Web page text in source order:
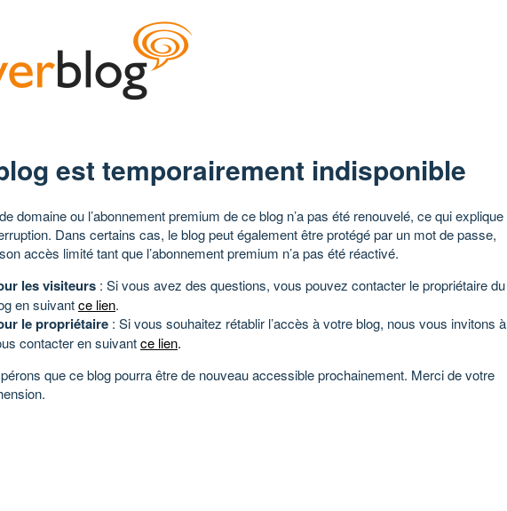
est temporairement indisponible
domaine ou l’abonnement premium de ce blog n’a pas été renouvelé, ce qui explique
Dans certains cas, le blog peut également être protégé par un mot de passe,
accès limité tant que l’abonnement premium n’a pas été réactivé.
les visiteurs : Si vous avez des questions, vous pouvez contacter le propriétaire du
en suivantce lien.
le propriétaire : Si vous souhaitez rétablir l’accès à votre blog, nous vous invitons à
contacter en suivantce lien.
que ce blog pourra être de nouveau accessible prochainement. Merci de votre